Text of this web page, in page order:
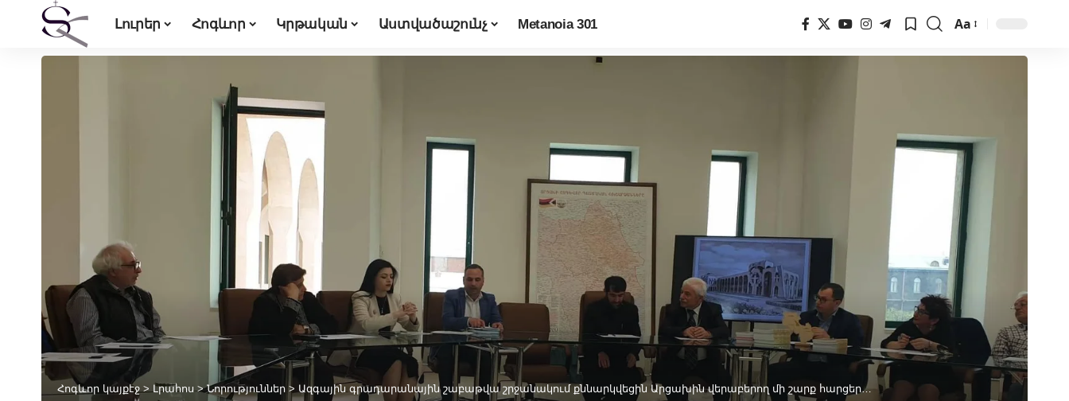
Լուրեր Հոգևոր Կրթական Աստվածաշունչ Metanoia 301
Font
Resizer
Aa
Հոգևոր կայքէջ>Լրահոս>Նորություններ > Ազգային գրադարանային շաբաթվա շրջանակում քննարկվեցին Արցախին վերաբերող մի շարք հարցեր…